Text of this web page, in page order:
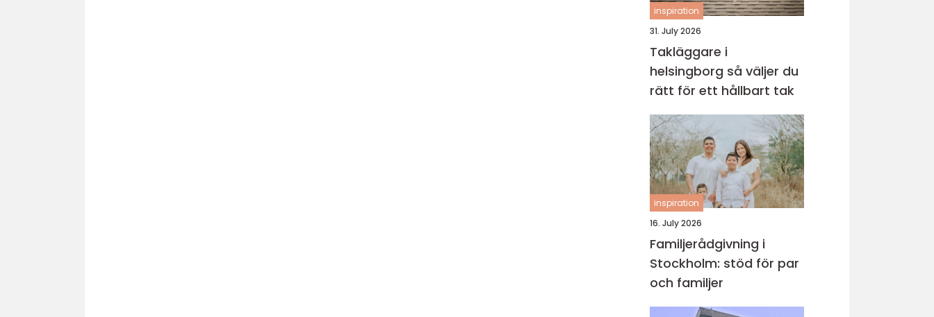
inspiration
31. July 2026
Takläggare i
helsingborg så väljer du
rätt för ett hållbart tak
inspiration
16. July 2026
Familjerådgivning i
Stockholm: stöd för par
och familjer